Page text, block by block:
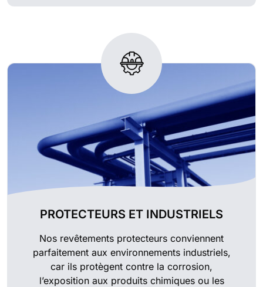
PROTECTEURS ET INDUSTRIELS
Nos revêtements protecteurs conviennent
parfaitement aux environnements industriels,
car ils protègent contre la corrosion,
l’exposition aux produits chimiques ou les